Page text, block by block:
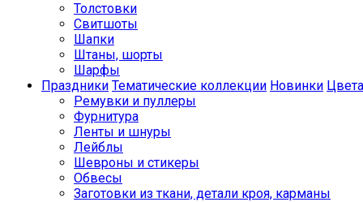
Толстовки
Свитшоты
Шапки
Штаны, шорты
Шарфы
Праздники Тематические коллекции Новинки Цвета
Ремувки и пуллеры
Фурнитура
Ленты и шнуры
Лейблы
Шевроны и стикеры
Обвесы
Заготовки из ткани, детали кроя, карманы